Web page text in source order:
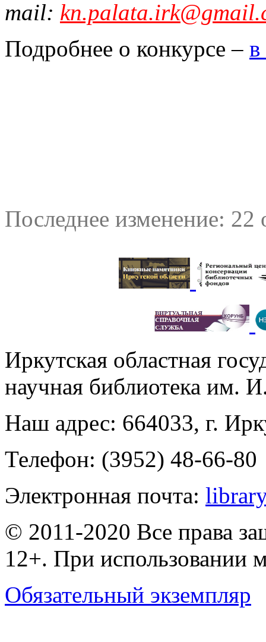
mail:
Подробнее о конкурсе –
Последнее изменение: 22
Иркутская областная
научная библиотека им.
Наш адрес: 664033, г.
Телефон: (3952) 48-66-80
Электронная почта:
© 2011-2020 Все права
12+. При использовании
Обязательный экземпляр